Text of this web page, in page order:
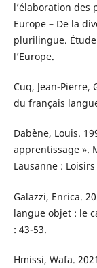
l’élaboration des
Europe – De la
plurilingue.
l’Europe.
Cuq, Jean-Pierre,
du français
Dabène, Louis.
apprentissage ».
Lausanne :
Galazzi, Enrica.
langue objet : le
: 43-53.
Hmissi, Wafa.